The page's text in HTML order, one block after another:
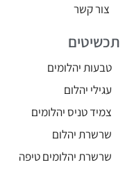
צור קשר
תכשיטים
טבעות יהלומים
עגילי יהלום
צמיד טניס יהלומים
שרשרת יהלום
שרשרת יהלומים טיפה